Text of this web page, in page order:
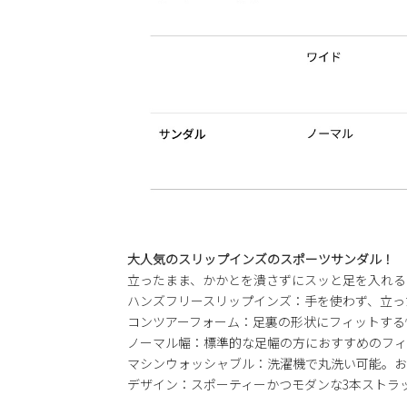
大人気のスリップインズのスポーツサンダル！
立ったまま、かかとを潰さずにスッと足を入れ
ハンズフリースリップインズ：手を使わず、立
コンツアーフォーム：足裏の形状にフィットす
ノーマル幅：標準的な足幅の方におすすめのフ
マシンウォッシャブル：洗濯機で丸洗い可能。
デザイン：スポーティーかつモダンな3本ストラ